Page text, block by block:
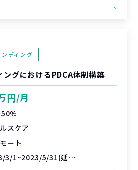
ディング
ングにおけるPDCA体制構築
円/月
スケア
ート
5/31(延長可能性あり)